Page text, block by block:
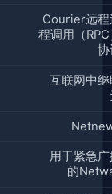
Courier远程
程调用（
协
互联网中继
用于紧急
的